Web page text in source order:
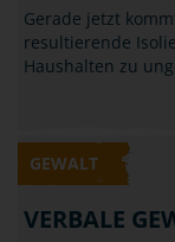
Gerade jetzt
resultierende
Haushalten zu
GEWALT
VERBALE